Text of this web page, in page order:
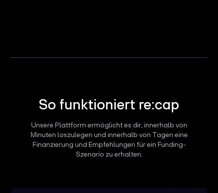
So funktioniert re:cap
Unsere Plattform ermöglicht es dir, innerhalb von
Minuten loszulegen und innerhalb von Tagen eine
Finanzierung und Empfehlungen für ein Funding-
Szenario zu erhalten.